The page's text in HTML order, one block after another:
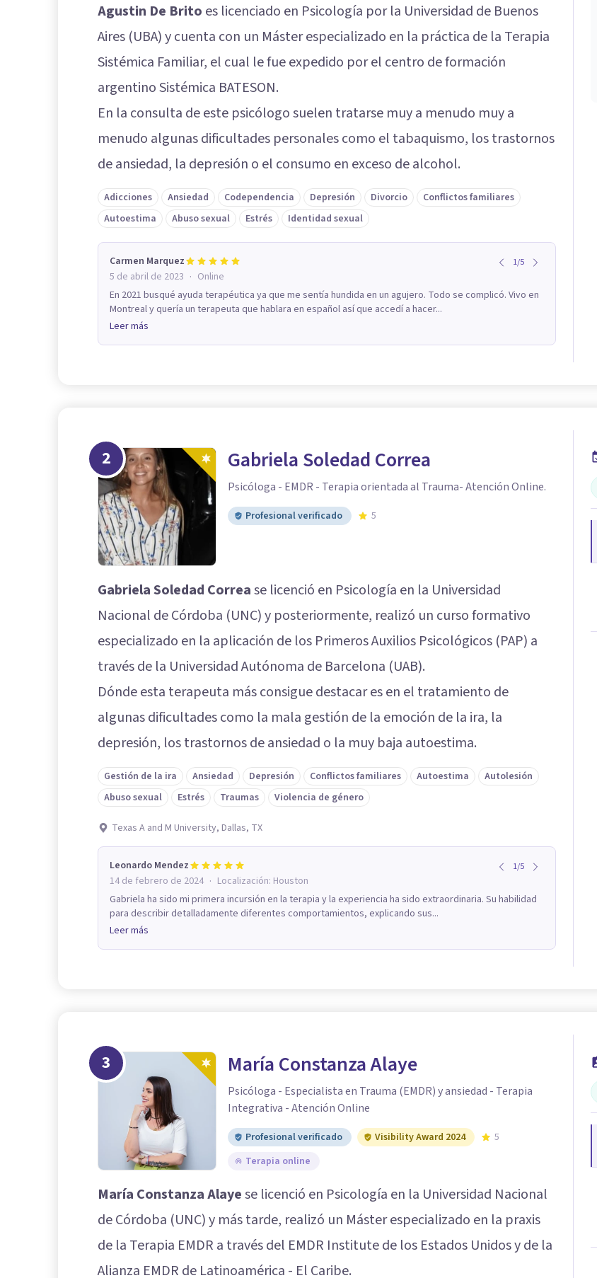
Agustin De Brito es licenciado en Psicología por la Universidad de Buenos
Aires (UBA) y cuenta con un Máster especializado en la práctica de la Terapia
Sistémica Familiar, el cual le fue expedido por el centro de formación
argentino Sistémica BATESON.
En la consulta de este psicólogo suelen tratarse muy a menudo muy a
menudo algunas dificultades personales como el tabaquismo, los trastornos
de ansiedad, la depresión o el consumo en exceso de alcohol.
Adicciones Ansiedad Codependencia Depresión Divorcio
Conflictos familiares
Autoestima
Abuso sexual Estrés Identidad sexual
Carmen Marquez 1/5
5 de abril de 2023 · Online
En 2021 busqué ayuda terapéutica ya que me sentía hundida en un agujero. Todo se complicó. Vivo en
Montreal y quería un terapeuta que hablara en español así que accedí a hacer...
Leer más
2 Gabriela Soledad Correa
Psicóloga - EMDR - Terapia orientada al Trauma- Atención Online.
Profesional verificado 5
Gabriela Soledad Correase licenció en Psicología en la Universidad
Nacional de Córdoba (UNC) y posteriormente, realizó un curso formativo
especializado en la aplicación de los Primeros Auxilios Psicológicos (PAP) a
través de la Universidad Autónoma de Barcelona (UAB).
Dónde esta terapeuta más consigue destacar es en el tratamiento de
algunas dificultades como la mala gestión de la emoción de la ira, la
depresión, los trastornos de ansiedad o la muy baja autoestima.
Gestión de la ira Ansiedad Depresión Conflictos familiares Autoestima
Autolesión
Abuso sexual
Estrés Traumas Violencia de género
Texas A and M University, Dallas, TX
Leonardo Mendez 1/5
14 de febrero de 2024 · Localización: Houston
Gabriela ha sido mi primera incursión en la terapia y la experiencia ha sido extraordinaria. Su habilidad
para describir detalladamente diferentes comportamientos, explicando sus...
Leer más
3 María Constanza Alaye
Psicóloga - Especialista en Trauma (EMDR) y ansiedad - Terapia
Integrativa - Atención Online
Profesional verificado Visibility Award 2024
5
Terapia online
María Constanza Alayese licenció en Psicología en la Universidad Nacional
de Córdoba (UNC) y más tarde, realizó un Máster especializado en la praxis
de la Terapia EMDR a través del EMDR Institute de los Estados Unidos y de la
Alianza EMDR de Latinoamérica - El Caribe.